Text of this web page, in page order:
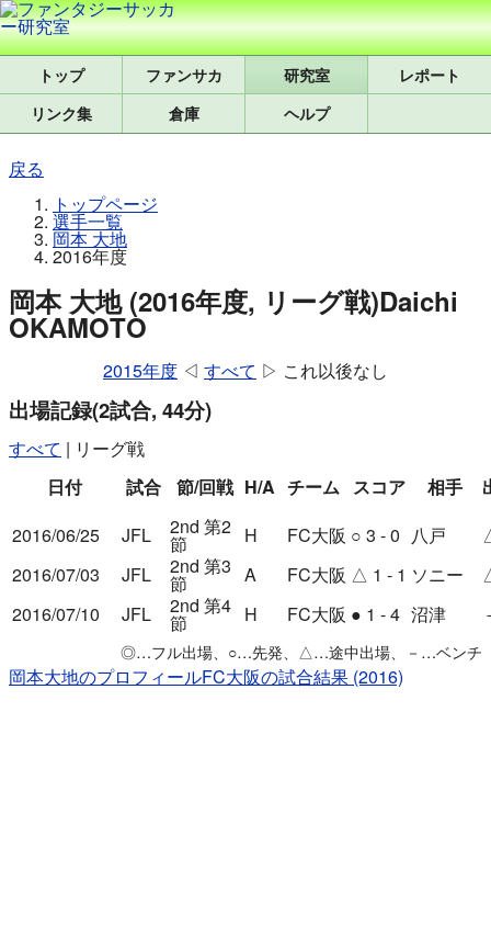
トップ 研究室
レポート
リンク集
倉庫 ヘルプ
戻る
トップページ
選手一覧
岡本 大地
2016年度
岡本 大地 (2016年度, リーグ戦)Daichi
OKAMOTO
2015年度 ◁ すべて ▷ これ以後なし
出場記録(2試合, 44分)
すべて | リーグ戦
日付
試合 節/回戦 H/A チーム スコア 相手
2016/06/25
JFL 2nd 第2
節 H FC大阪 ○ 3 - 0 八戸
2016/07/03
JFL 2nd 第3
節 A FC大阪 △ 1 - 1 ソニー
2016/07/10
JFL 2nd 第4
節 H FC大阪 ● 1 - 4 沼津
◎…フル出場、 ○…先発、 △…途中出場、 － …ベンチ
岡本大地のプロフィールFC大阪の試合結果 (2016)